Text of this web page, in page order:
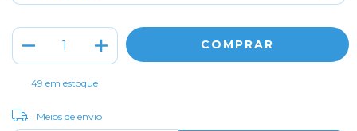
49 em estoque
Entregas para o CEP:
Meios de envio